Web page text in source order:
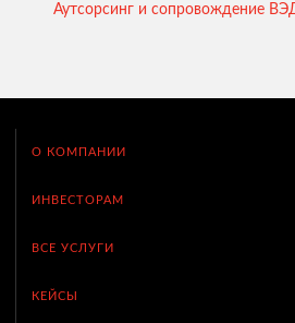
Аутсорсинг и сопровождение ВЭД
О КОМПАНИИ
ИНВЕСТОРАМ
ВСЕ УСЛУГИ
КЕЙСЫ